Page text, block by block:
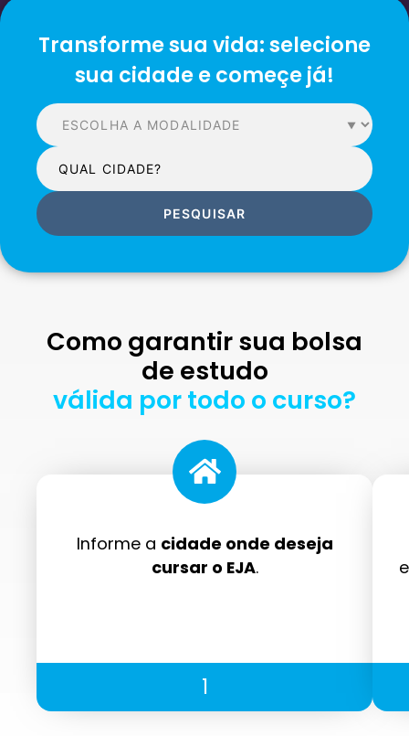
Transforme sua vida: selecione
sua cidade e começe já!
PESQUISAR
Como garantir sua bolsa
de estudo
válida por todo o curso?
Informe a cidade onde deseja
cursar o EJA.
1